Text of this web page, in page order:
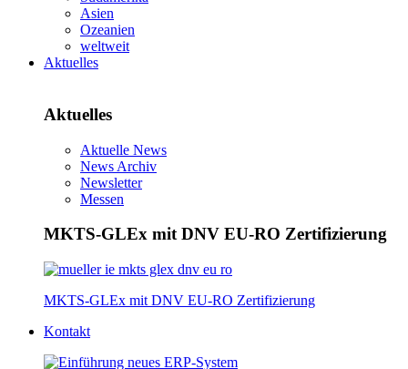
Asien
Ozeanien
weltweit
Aktuelles
Aktuelles
Aktuelle News
News Archiv
Newsletter
Messen
MKTS-GLEx mit DNV EU-RO Zertifizierung
MKTS-GLEx mit DNV EU-RO Zertifizierung
Kontakt